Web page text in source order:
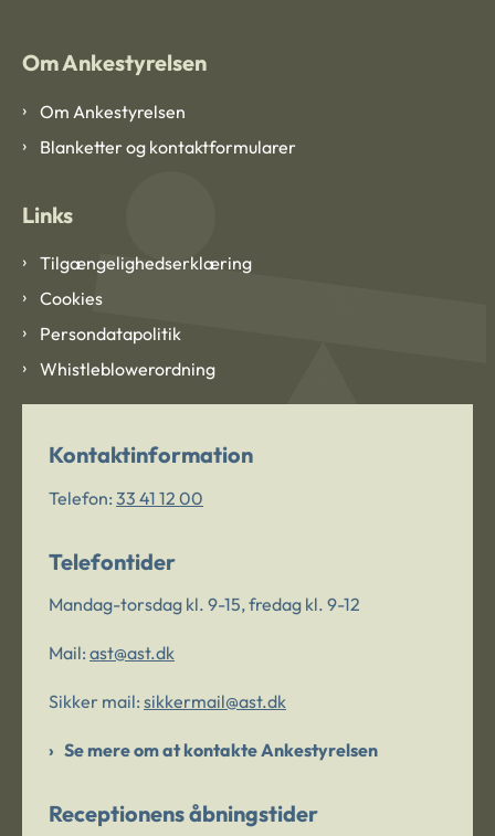
Om Ankestyrelsen
Om Ankestyrelsen
Blanketter og kontaktformularer
Links
Tilgængelighedserklæring
Cookies
Persondatapolitik
Whistleblowerordning
Kontaktinformation
Telefon: 33 41 12 00
Telefontider
Mandag-torsdag kl. 9-15, fredag kl. 9-12
Mail: ast@ast.dk
Sikker mail: sikkermail@ast.dk
Se mere om at kontakte Ankestyrelsen
Receptionens åbningstider